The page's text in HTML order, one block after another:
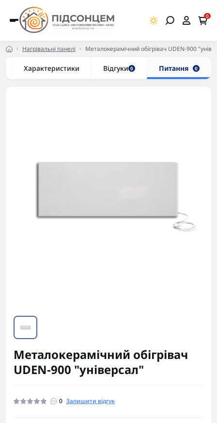
0
Нагрівальні панелі Металокерамічний обігрівач UDEN-900
Характеристики Відгуки 0 Питання 0
Металокерамічний обігрівач
UDEN-900 "універсал"
0 Залишити відгук